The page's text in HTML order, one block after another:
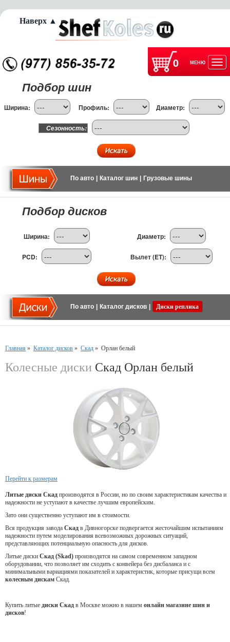
0 МЕНЮ
Подбор шин
Ширина: Профиль: Диаметр:
Сезонность:
По авто Каталог шин Грузовые шины
Подбор дисков
Ширина: Диаметр:
PCD: Вылет (ET):
По авто Каталог дисков Диски реплика
Главная » Каталог дисков » Скад » Орлан белый
Колесные диски Скад Орлан белый
Перейти к размерам
Литые диски Скад производятся в России, но по своим характеристикам качества и
надежности не уступают в качестве лучшим европейским.
Зато они существенно уступают им в стоимости.
Вся продукция завода Скад в Дивногорске подвергается жесточайшим испытаниям
надежности путем моделирования всевозможных дорожных ситуаций,
представляющих потенциальную опасность для дисков.
Литые диски Скад (Skad) производятся на самом современном западном
оборудовании, что позволяет им сходить с конвейера без дисбаланса и с
минимальными вариациями показателей и характеристик, которые присущи всем
колесным дискам Скад.
Купить литые диски Скад в Москве можно в нашем онлайн магазине шин и
дисков!
Наверх ▲